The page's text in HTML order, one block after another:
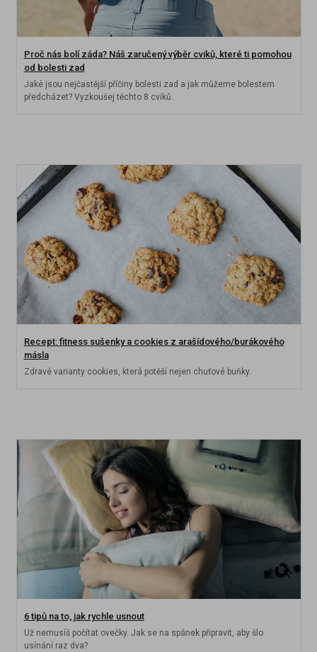
Proč nás bolí záda? Náš zaručený výběr cviků, které ti pomohou
od bolesti zad
Jaké jsou nejčastější příčiny bolesti zad a jak můžeme bolestem
předcházet? Vyzkoušej těchto 8 cviků.
Recept: fitness sušenky a cookies z arašídového/burákového
másla
Zdravé varianty cookies, která potěší nejen chuťové buňky.
6 tipů na to, jak rychle usnout
Už nemusíš počítat ovečky. Jak se na spánek připravit, aby šlo
usínání raz dva?